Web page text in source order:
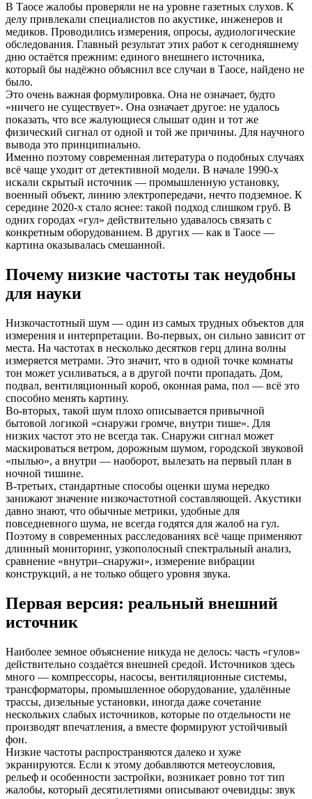
В Таосе жалобы проверяли не на уровне газетных слухов. К
делу привлекали специалистов по акустике, инженеров и
медиков. Проводились измерения, опросы, аудиологические
обследования. Главный результат этих работ к сегодняшнему
дню остаётся прежним: единого внешнего источника,
который бы надёжно объяснил все случаи в Таосе, найдено не
было.
Это очень важная формулировка. Она не означает, будто
«ничего не существует». Она означает другое: не удалось
показать, что все жалующиеся слышат один и тот же
физический сигнал от одной и той же причины. Для научного
вывода это принципиально.
Именно поэтому современная литература о подобных случаях
всё чаще уходит от детективной модели. В начале 1990-х
искали скрытый источник — промышленную установку,
военный объект, линию электропередачи, нечто подземное. К
середине 2020-х стало яснее: такой подход слишком груб. В
одних городах «гул» действительно удавалось связать с
конкретным оборудованием. В других — как в Таосе —
картина оказывалась смешанной.
Почему низкие частоты так неудобны
для науки
Низкочастотный шум — один из самых трудных объектов для
измерения и интерпретации. Во-первых, он сильно зависит от
места. На частотах в несколько десятков герц длина волны
измеряется метрами. Это значит, что в одной точке комнаты
тон может усиливаться, а в другой почти пропадать. Дом,
подвал, вентиляционный короб, оконная рама, пол — всё это
способно менять картину.
Во-вторых, такой шум плохо описывается привычной
бытовой логикой «снаружи громче, внутри тише». Для
низких частот это не всегда так. Снаружи сигнал может
маскироваться ветром, дорожным шумом, городской звуковой
«пылью», а внутри — наоборот, вылезать на первый план в
ночной тишине.
В-третьих, стандартные способы оценки шума нередко
занижают значение низкочастотной составляющей. Акустики
давно знают, что обычные метрики, удобные для
повседневного шума, не всегда годятся для жалоб на гул.
Поэтому в современных расследованиях всё чаще применяют
длинный мониторинг, узкополосный спектральный анализ,
сравнение «внутри–снаружи», измерение вибрации
конструкций, а не только общего уровня звука.
Первая версия: реальный внешний
источник
Наиболее земное объяснение никуда не делось: часть «гулов»
действительно создаётся внешней средой. Источников здесь
много — компрессоры, насосы, вентиляционные системы,
трансформаторы, промышленное оборудование, удалённые
трассы, дизельные установки, иногда даже сочетание
нескольких слабых источников, которые по отдельности не
производят впечатления, а вместе формируют устойчивый
фон.
Низкие частоты распространяются далеко и хуже
экранируются. Если к этому добавляются метеоусловия,
рельеф и особенности застройки, возникает ровно тот тип
жалобы, который десятилетиями описывают очевидцы: звук